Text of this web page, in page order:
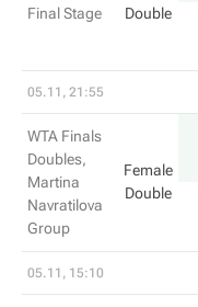
Final Stage
Double
05.11, 21:55
WTA Finals
Doubles,
Martina
Navratilova
Group
Female
Double
05.11, 15:10